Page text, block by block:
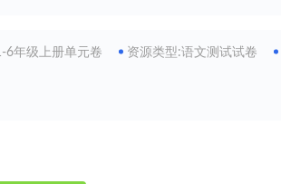
6年级上册单元卷 资源类型:语文测试试卷